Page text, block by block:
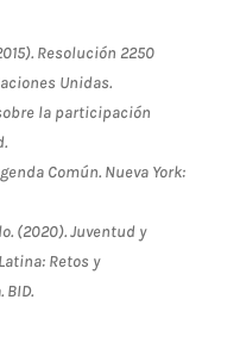
Resolución 2250
Unidas.
la participación
Común. Nueva York:
(2020). Juventud y
Retos y